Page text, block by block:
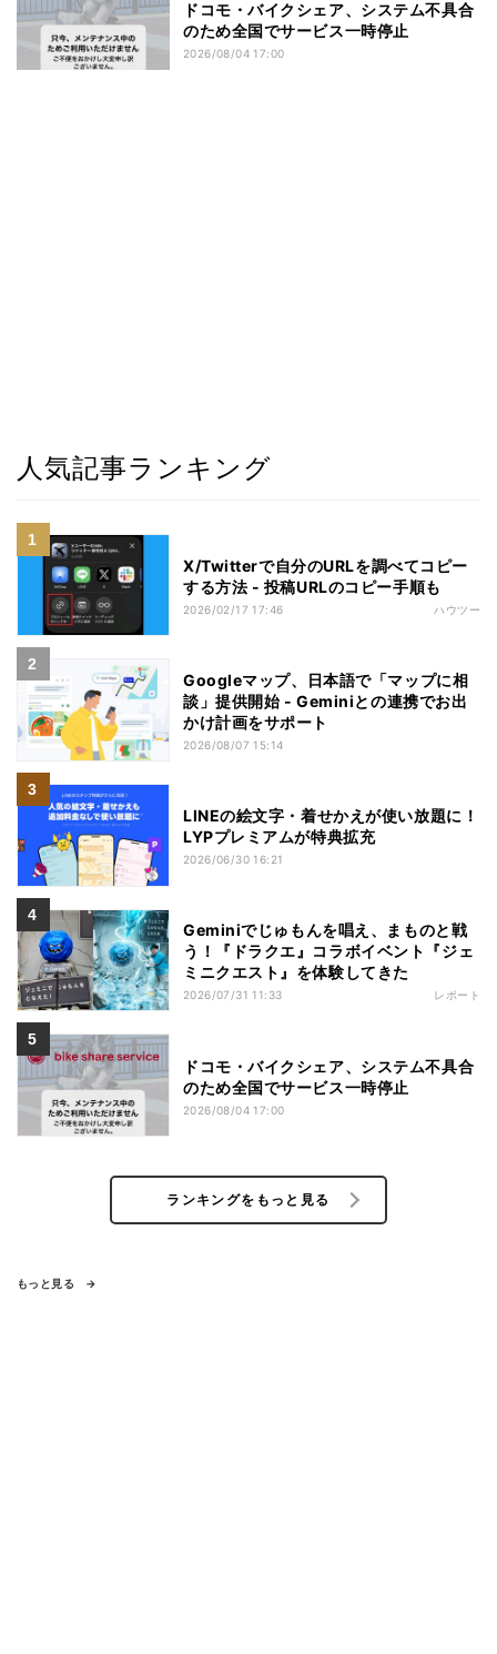
ドコモ・バイクシェア、システム不具合
のため全国でサービス一時停止
2026/08/04 17:00
人気記事ランキング
X/Twitterで自分のURLを調べてコピー
する方法 - 投稿URLのコピー手順も
2026/02/17 17:46 ハウツー
Googleマップ、日本語で「マップに相
談」提供開始 - Geminiとの連携でお出
かけ計画をサポート
2026/08/07 15:14
LINEの絵文字・着せかえが使い放題に！
LYPプレミアムが特典拡充
2026/06/30 16:21
Geminiでじゅもんを唱え、まものと戦
う！『ドラクエ』コラボイベント『ジェ
ミニクエスト』を体験してきた
2026/07/31 11:33 レポート
ドコモ・バイクシェア、システム不具合
のため全国でサービス一時停止
2026/08/04 17:00
ランキングをもっと見る
もっと見る